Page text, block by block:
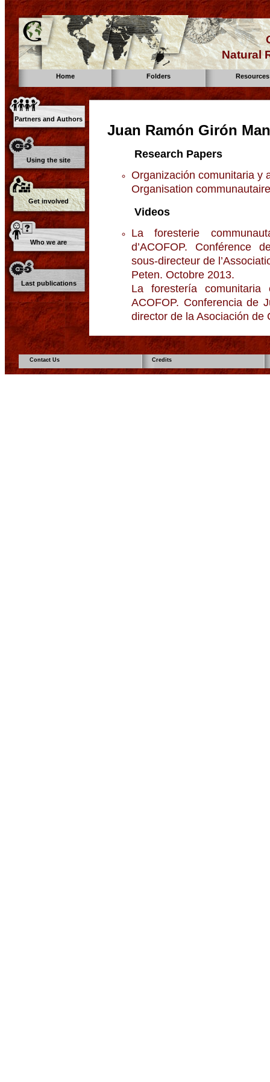
Natural
Home Folders Resources
Partners and Authors
Using the site
Get involved
Who we are
Last publications
Juan Ramón Girón
Research Papers
Organización comunitaria y
Organisation
Videos
La foresterie
d’ACOFOP. Conférence
sous-directeur de
Peten. Octobre 2013.
La forestería
ACOFOP. Conferencia de
director de la Asociación de
Contact Us Credits